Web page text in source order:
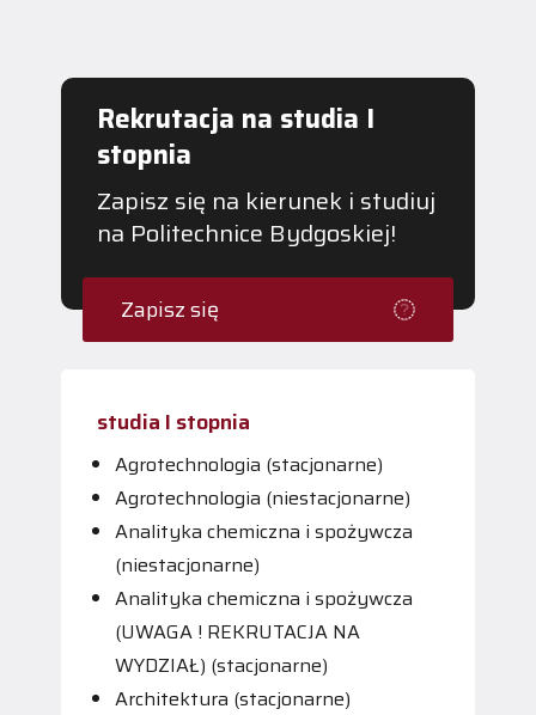
Rekrutacja na studia I
stopnia
Zapisz się na kierunek i studiuj
na Politechnice Bydgoskiej!
Zapisz się
studia I stopnia
Agrotechnologia (stacjonarne)
Agrotechnologia (niestacjonarne)
Analityka chemiczna i spożywcza
(niestacjonarne)
Analityka chemiczna i spożywcza
(UWAGA ! REKRUTACJA NA
WYDZIAŁ) (stacjonarne)
Architektura (stacjonarne)